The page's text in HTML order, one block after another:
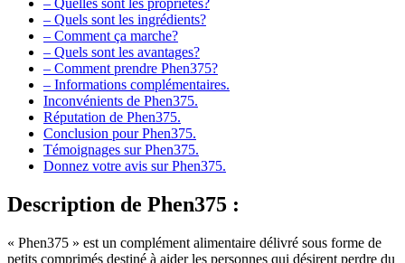
– Quels sont les ingrédients?
– Comment ça marche?
– Quels sont les avantages?
– Comment prendre Phen375?
– Informations complémentaires.
Inconvénients de Phen375.
Réputation de Phen375.
Conclusion pour Phen375.
Témoignages sur Phen375.
Donnez votre avis sur Phen375.
Description de Phen375 :
« Phen375 » est un complément alimentaire délivré sous forme de
petits comprimés destiné à aider les personnes qui désirent perdre du